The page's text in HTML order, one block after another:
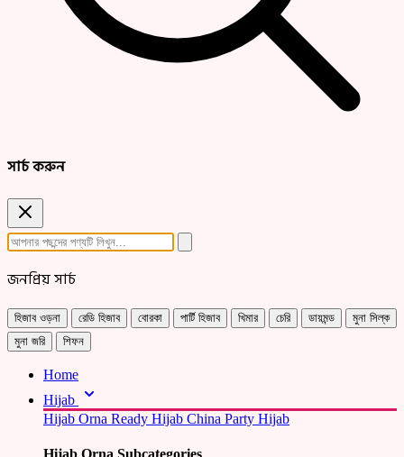
সার্চ করুন
জনপ্রিয় সার্চ
হিজাব ওড়না রেডি হিজাব বোরকা পার্টি হিজাব খিমার চেরি ডায়মন্ড
মুনা সিল্ক
মুনা জরি
শিফন
Home
Hijab
Hijab Orna Ready Hijab China Party Hijab
Hijab Orna Subcategories